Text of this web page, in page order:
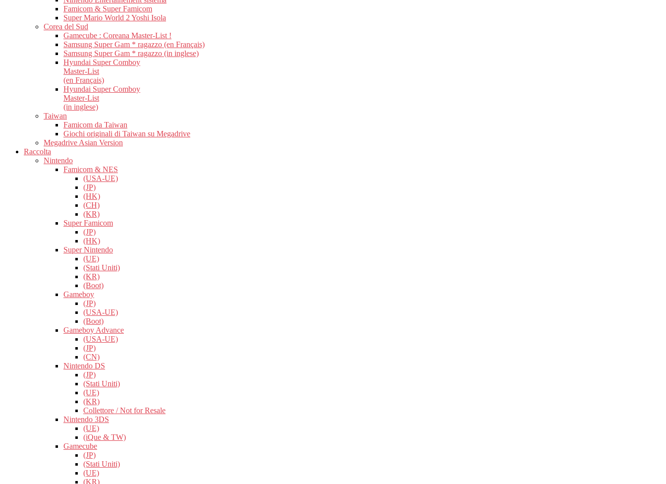
Famicom & Super Famicom
Super Mario World 2 Yoshi Isola
Corea del Sud
Gamecube : Coreana Master-List !
Samsung Super Gam * ragazzo (en Français)
Samsung Super Gam * ragazzo (in inglese)
Hyundai Super Comboy
Master-List
(en Français)
Hyundai Super Comboy
Master-List
(in inglese)
Taiwan
Famicom da Taiwan
Giochi originali di Taiwan su Megadrive
Megadrive Asian Version
Raccolta
Nintendo
Famicom & NES
(USA-UE)
(JP)
(HK)
(CH)
(KR)
Super Famicom
(JP)
(HK)
Super Nintendo
(UE)
(Stati Uniti)
(KR)
(Boot)
Gameboy
(JP)
(USA-UE)
(Boot)
Gameboy Advance
(USA-UE)
(JP)
(CN)
Nintendo DS
(JP)
(Stati Uniti)
(UE)
(KR)
Collettore / Not for Resale
Nintendo 3DS
(UE)
(iQue & TW)
Gamecube
(JP)
(Stati Uniti)
(UE)
(KR)